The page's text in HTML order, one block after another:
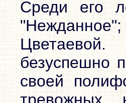
Среди его
безуспешно
своей